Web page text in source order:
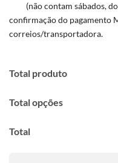
(não contam sábados,
confirmação do pagamento
correios/transportadora.
Total produto
Total opções
Total